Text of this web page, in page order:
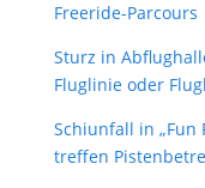
Freeride-Parcours
Sturz in
Fluglinie oder
Schiunfall in „Fun
treffen